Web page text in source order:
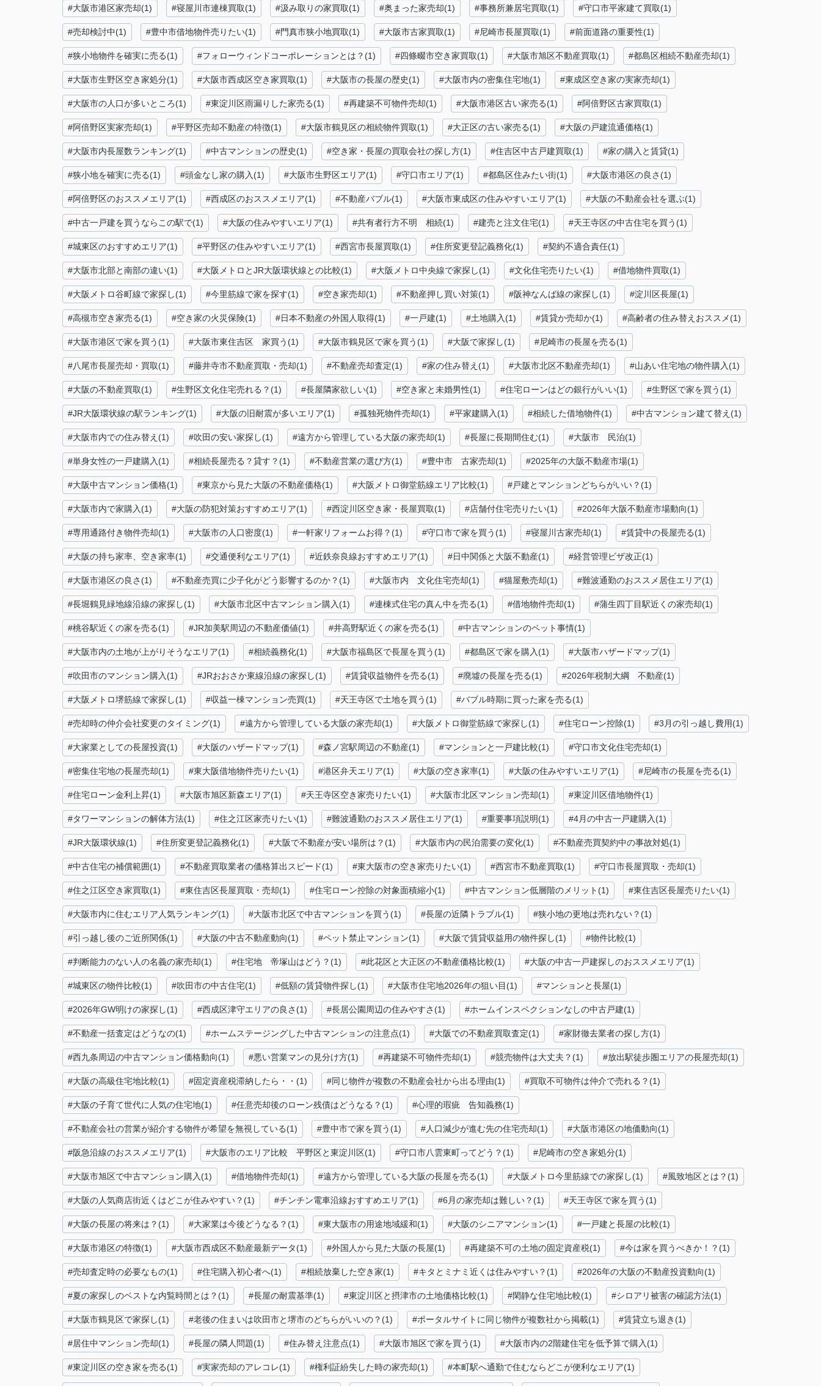
#大阪市港区家売却(1) #寝屋川市連棟買取(1) #汲み取りの家買取(1) #奥まった家売却(1) #事務所兼居宅買取(1) #守口市平家建て買取(1)
#売却検討中(1) #豊中市借地物件売りたい(1) #門真市狭小地買取(1) #大阪市古家買取(1) #尼崎市長屋買取(1) #前面道路の重要性(1)
#狭小地物件を確実に売る(1) #フォローウィンドコーポレーションとは？(1) #四條畷市空き家買取(1) #大阪市旭区不動産買取(1) #都島区相続不動産売却(1)
#大阪市生野区空き家処分(1) #大阪市西成区空き家買取(1) #大阪市の長屋の歴史(1) #大阪市内の密集住宅地(1) #東成区空き家の実家売却(1)
#大阪市の人口が多いところ(1) #東淀川区雨漏りした家売る(1) #再建築不可物件売却(1) #大阪市港区古い家売る(1) #阿倍野区古家買取(1)
#阿倍野区実家売却(1) #平野区売却不動産の特徴(1) #大阪市鶴見区の相続物件買取(1) #大正区の古い家売る(1) #大阪の戸建流通価格(1)
#大阪市内長屋数ランキング(1) #中古マンションの歴史(1) #空き家・長屋の買取会社の探し方(1) #住吉区中古戸建買取(1) #家の購入と賃貸(1)
#狭小地を確実に売る(1) #頭金なし家の購入(1) #大阪市生野区エリア(1) #守口市エリア(1) #都島区住みたい街(1) #大阪市港区の良さ(1)
#阿倍野区のおススメエリア(1) #西成区のおススメエリア(1) #不動産バブル(1) #大阪市東成区の住みやすいエリア(1) #大阪の不動産会社を選ぶ(1)
#中古一戸建を買うならこの駅で(1) #大阪の住みやすいエリア(1) #共有者行方不明 相続(1) #建売と注文住宅(1) #天王寺区の中古住宅を買う(1)
#城東区のおすすめエリア(1) #平野区の住みやすいエリア(1) #西宮市長屋買取(1) #住所変更登記義務化(1) #契約不適合責任(1)
#大阪市北部と南部の違い(1) #大阪メトロとJR大阪環状線との比較(1) #大阪メトロ中央線で家探し(1) #文化住宅売りたい(1) #借地物件買取(1)
#大阪メトロ谷町線で家探し(1) #今里筋線で家を探す(1) #空き家売却(1) #不動産押し買い対策(1) #阪神なんば線の家探し(1) #淀川区長屋(1)
#高槻市空き家売る(1) #空き家の火災保険(1) #日本不動産の外国人取得(1) #一戸建(1) #土地購入(1) #賃貸か売却か(1) #高齢者の住み替えおススメ(1)
#大阪市港区で家を買う(1) #大阪市東住吉区 家買う(1) #大阪市鶴見区で家を買う(1) #大阪で家探し(1) #尼崎市の長屋を売る(1)
#八尾市長屋売却・買取(1) #藤井寺市不動産買取・売却(1) #不動産売却査定(1) #家の住み替え(1) #大阪市北区不動産売却(1) #山あい住宅地の物件購入(1)
#大阪の不動産買取(1) #生野区文化住宅売れる？(1) #長屋隣家欲しい(1) #空き家と未婚男性(1) #住宅ローンはどの銀行がいい(1) #生野区で家を買う(1)
#JR大阪環状線の駅ランキング(1) #大阪の旧耐震が多いエリア(1) #孤独死物件売却(1) #平家建購入(1) #相続した借地物件(1) #中古マンション建て替え(1)
#大阪市内での住み替え(1) #吹田の安い家探し(1) #遠方から管理している大阪の家売却(1) #長屋に長期間住む(1) #大阪市 民泊(1)
#単身女性の一戸建購入(1) #相続長屋売る？貸す？(1) #不動産営業の選び方(1) #豊中市 古家売却(1) #2025年の大阪不動産市場(1)
#大阪中古マンション価格(1) #東京から見た大阪の不動産価格(1) #大阪メトロ御堂筋線エリア比較(1) #戸建とマンションどちらがいい？(1)
#大阪市内で家購入(1) #大阪の防犯対策おすすめエリア(1) #西淀川区空き家・長屋買取(1) #店舗付住宅売りたい(1) #2026年大阪不動産市場動向(1)
#専用通路付き物件売却(1) #大阪市の人口密度(1) #一軒家リフォームお得？(1) #守口市で家を買う(1) #寝屋川古家売却(1) #賃貸中の長屋売る(1)
#大阪の持ち家率、空き家率(1) #交通便利なエリア(1) #近鉄奈良線おすすめエリア(1) #日中関係と大阪不動産(1) #経営管理ビザ改正(1)
#大阪市港区の良さ(1) #不動産売買に少子化がどう影響するのか？(1) #大阪市内 文化住宅売却(1) #猫屋敷売却(1) #難波通勤のおススメ居住エリア(1)
#長堀鶴見緑地線沿線の家探し(1) #大阪市北区中古マンション購入(1) #連棟式住宅の真ん中を売る(1) #借地物件売却(1) #蒲生四丁目駅近くの家売却(1)
#桃谷駅近くの家を売る(1) #JR加美駅周辺の不動産価値(1) #井高野駅近くの家を売る(1) #中古マンションのペット事情(1)
#大阪市内の土地が上がりそうなエリア(1) #相続義務化(1) #大阪市福島区で長屋を買う(1) #都島区で家を購入(1) #大阪市ハザードマップ(1)
#吹田市のマンション購入(1) #JRおおさか東線沿線の家探し(1) #賃貸収益物件を売る(1) #廃墟の長屋を売る(1) #2026年税制大綱 不動産(1)
#大阪メトロ堺筋線で家探し(1) #収益一棟マンション売買(1) #天王寺区で土地を買う(1) #バブル時期に買った家を売る(1)
#売却時の仲介会社変更のタイミング(1) #遠方から管理している大阪の家売却(1) #大阪メトロ御堂筋線で家探し(1) #住宅ローン控除(1) #3月の引っ越し費用(1)
#大家業としての長屋投資(1) #大阪のハザードマップ(1) #森ノ宮駅周辺の不動産(1) #マンションと一戸建比較(1) #守口市文化住宅売却(1)
#密集住宅地の長屋売却(1) #東大阪借地物件売りたい(1) #港区弁天エリア(1) #大阪の空き家率(1) #大阪の住みやすいエリア(1) #尼崎市の長屋を売る(1)
#住宅ローン金利上昇(1) #大阪市旭区新森エリア(1) #天王寺区空き家売りたい(1) #大阪市北区マンション売却(1) #東淀川区借地物件(1)
#タワーマンションの解体方法(1) #住之江区家売りたい(1) #難波通勤のおススメ居住エリア(1) #重要事項説明(1) #4月の中古一戸建購入(1)
#JR大阪環状線(1) #住所変更登記義務化(1) #大阪で不動産が安い場所は？(1) #大阪市内の民泊需要の変化(1) #不動産売買契約中の事故対処(1)
#中古住宅の補償範囲(1) #不動産買取業者の価格算出スピード(1) #東大阪市の空き家売りたい(1) #西宮市不動産買取(1) #守口市長屋買取・売却(1)
#住之江区空き家買取(1) #東住吉区長屋買取・売却(1) #住宅ローン控除の対象面積縮小(1) #中古マンション低層階のメリット(1) #東住吉区長屋売りたい(1)
#大阪市内に住むエリア人気ランキング(1) #大阪市北区で中古マンションを買う(1) #長屋の近隣トラブル(1) #狭小地の更地は売れない？(1)
#引っ越し後のご近所関係(1) #大阪の中古不動産動向(1) #ペット禁止マンション(1) #大阪で賃貸収益用の物件探し(1) #物件比較(1)
#判断能力のない人の名義の家売却(1) #住宅地 帝塚山はどう？(1) #此花区と大正区の不動産価格比較(1) #大阪の中古一戸建探しのおススメエリア(1)
#城東区の物件比較(1) #吹田市の中古住宅(1) #低額の賃貸物件探し(1) #大阪市住宅地2026年の狙い目(1) #マンションと長屋(1)
#2026年GW明けの家探し(1) #西成区津守エリアの良さ(1) #長居公園周辺の住みやすさ(1) #ホームインスペクションなしの中古戸建(1)
#不動産一括査定はどうなの(1) #ホームステージングした中古マンションの注意点(1) #大阪での不動産買取査定(1) #家財徹去業者の探し方(1)
#西九条周辺の中古マンション価格動向(1) #悪い営業マンの見分け方(1) #再建築不可物件売却(1) #競売物件は大丈夫？(1) #放出駅徒歩圏エリアの長屋売却(1)
#大阪の高級住宅地比較(1) #固定資産税滞納したら・・(1) #同じ物件が複数の不動産会社から出る理由(1) #買取不可物件は仲介で売れる？(1)
#大阪の子育て世代に人気の住宅地(1) #任意売却後のローン残債はどうなる？(1) #心理的瑕疵 告知義務(1)
#不動産会社の営業が紹介する物件が希望を無視している(1) #豊中市で家を買う(1) #人口減少が進む先の住宅売却(1) #大阪市港区の地価動向(1)
#阪急沿線のおススメエリア(1) #大阪市のエリア比較 平野区と東淀川区(1) #守口市八雲東町ってどう？(1) #尼崎市の空き家処分(1)
#大阪市旭区で中古マンション購入(1) #借地物件売却(1) #遠方から管理している大阪の長屋を売る(1) #大阪メトロ今里筋線での家探し(1) #風致地区とは？(1)
#大阪の人気商店街近くはどこが住みやすい？(1) #チンチン電車沿線おすすめエリア(1) #6月の家売却は難しい？(1) #天王寺区で家を買う(1)
#大阪の長屋の将来は？(1) #大家業は今後どうなる？(1) #東大阪市の用途地域緩和(1) #大阪のシニアマンション(1) #一戸建と長屋の比較(1)
#大阪市港区の特徴(1) #大阪市西成区不動産最新データ(1) #外国人から見た大阪の長屋(1) #再建築不可の土地の固定資産税(1) #今は家を買うべきか！？(1)
#売却査定時の必要なもの(1) #住宅購入初心者へ(1) #相続放棄した空き家(1) #キタとミナミ近くは住みやすい？(1) #2026年の大阪の不動産投資動向(1)
#夏の家探しのベストな内覧時間とは？(1) #長屋の耐震基準(1) #東淀川区と摂津市の土地価格比較(1) #閑静な住宅地比較(1) #シロアリ被害の確認方法(1)
#大阪市鶴見区で家探し(1) #老後の住まいは吹田市と堺市のどちらがいいの？(1) #ポータルサイトに同じ物件が複数社から掲載(1) #賃貸立ち退き(1)
#居住中マンション売却(1) #長屋の隣人問題(1) #住み替え注意点(1) #大阪市旭区で家を買う(1) #大阪市内の2階建住宅を低予算で購入(1)
#東淀川区の空き家を売る(1) #実家売却のアレコレ(1) #権利証紛失した時の家売却(1) #本町駅へ通勤で住むならどこが便利なエリア(1)